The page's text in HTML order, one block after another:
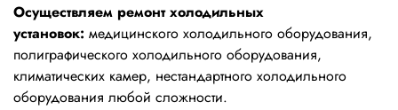
Осуществляем ремонт холодильных
установок: медицинского холодильного оборудования,
полиграфического холодильного оборудования,
климатических камер, нестандартного холодильного
оборудования любой сложности.